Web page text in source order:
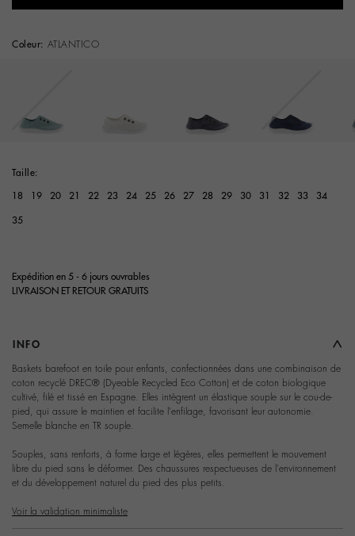
Coleur: ATLANTICO
Taille:
18 19 20 21 22 23 24 25 26 27 28 29 30 31 32 33 34
35
Expédition en 5 - 6 jours ouvrables
LIVRAISON ET RETOUR GRATUITS
INFO
Baskets barefoot en toile pour enfants, confectionnées dans une combinaison de
coton recyclé DREC® (Dyeable Recycled Eco Cotton) et de coton biologique
cultivé, filé et tissé en Espagne. Elles intègrent un élastique souple sur le cou-de-
pied, qui assure le maintien et facilite l'enfilage, favorisant leur autonomie.
Semelle blanche en TR souple.
Souples, sans renforts, à forme large et légères, elles permettent le mouvement
libre du pied sans le déformer. Des chaussures respectueuses de l'environnement
et du développement naturel du pied des plus petits.
Voir la validation minimaliste